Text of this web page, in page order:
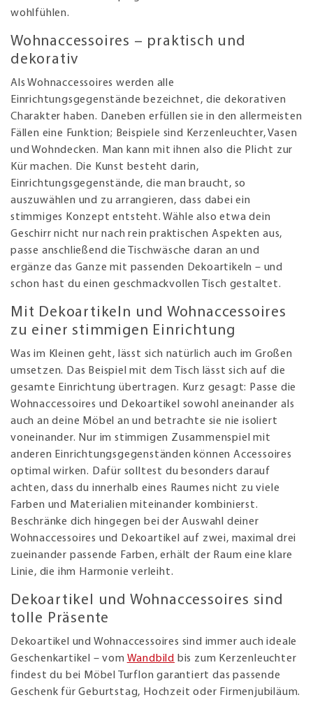
wohlfühlen.
Wohnaccessoires – praktisch und
dekorativ
Als Wohnaccessoires werden alle
Einrichtungsgegenstände bezeichnet, die dekorativen
Charakter haben. Daneben erfüllen sie in den allermeisten
Fällen eine Funktion; Beispiele sind Kerzenleuchter, Vasen
und Wohndecken. Man kann mit ihnen also die Plicht zur
Kür machen. Die Kunst besteht darin,
Einrichtungsgegenstände, die man braucht, so
auszuwählen und zu arrangieren, dass dabei ein
stimmiges Konzept entsteht. Wähle also etwa dein
Geschirr nicht nur nach rein praktischen Aspekten aus,
passe anschließend die Tischwäsche daran an und
ergänze das Ganze mit passenden Dekoartikeln – und
schon hast du einen geschmackvollen Tisch gestaltet.
Mit Dekoartikeln und Wohnaccessoires
zu einer stimmigen Einrichtung
Was im Kleinen geht, lässt sich natürlich auch im Großen
umsetzen. Das Beispiel mit dem Tisch lässt sich auf die
gesamte Einrichtung übertragen. Kurz gesagt: Passe die
Wohnaccessoires und Dekoartikel sowohl aneinander als
auch an deine Möbel an und betrachte sie nie isoliert
voneinander. Nur im stimmigen Zusammenspiel mit
anderen Einrichtungsgegenständen können Accessoires
optimal wirken. Dafür solltest du besonders darauf
achten, dass du innerhalb eines Raumes nicht zu viele
Farben und Materialien miteinander kombinierst.
Beschränke dich hingegen bei der Auswahl deiner
Wohnaccessoires und Dekoartikel auf zwei, maximal drei
zueinander passende Farben, erhält der Raum eine klare
Linie, die ihm Harmonie verleiht.
Dekoartikel und Wohnaccessoires sind
tolle Präsente
Dekoartikel und Wohnaccessoires sind immer auch ideale
Geschenkartikel – vom Wandbild bis zum Kerzenleuchter
findest du bei Möbel Turflon garantiert das passende
Geschenk für Geburtstag, Hochzeit oder Firmenjubiläum.